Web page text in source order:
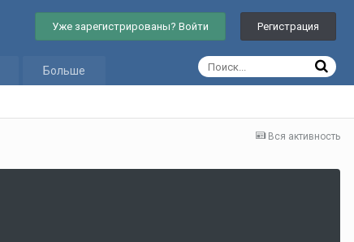
Уже зарегистрированы? Войти Регистрация
Больше
Вся активность